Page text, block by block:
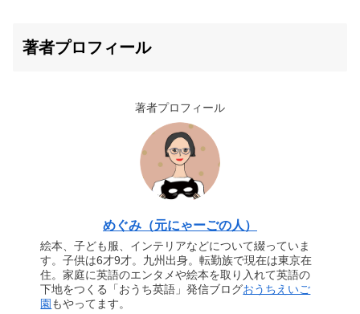
著者プロフィール
著者プロフィール
めぐみ（元にゃーごの人）
絵本、子ども服、インテリアなどについて綴っていま
す。子供は6才9才。九州出身。転勤族で現在は東京在
住。家庭に英語のエンタメや絵本を取り入れて英語の
下地をつくる「おうち英語」発信ブログおうちえいご
園 もやってます。